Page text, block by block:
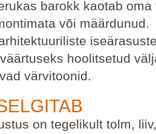
barokk kaotab oma
või määrdunud.
hoolitsetud
värvitoonid.
on tegelikult tolm,